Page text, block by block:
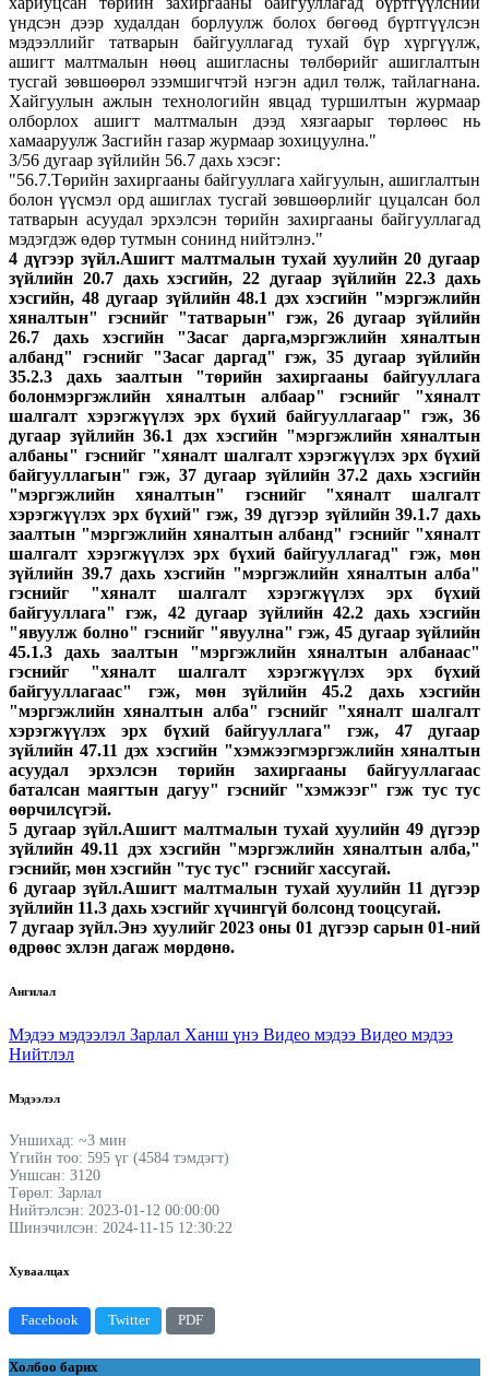
үндсэн дээр худалдан борлуулж болох бөгөөд бүртгүүлсэн
мэдээллийг татварын байгууллагад тухай бүр хүргүүлж,
ашигт малтмалын нөөц ашигласны төлбөрийг ашиглалтын
тусгай зөвшөөрөл эзэмшигчтэй нэгэн адил төлж, тайлагнана.
Хайгуулын ажлын технологийн явцад туршилтын журмаар
олборлох ашигт малтмалын дээд хязгаарыг төрлөөс нь
хамааруулж Засгийн газар журмаар зохицуулна."
3/56 дугаар зүйлийн 56.7 дахь хэсэг:
"56.7.Төрийн захиргааны байгууллага хайгуулын, ашиглалтын
болон үүсмэл орд ашиглах тусгай зөвшөөрлийг цуцалсан бол
татварын асуудал эрхэлсэн төрийн захиргааны байгууллагад
мэдэгдэж өдөр тутмын сонинд нийтэлнэ."
4 дүгээр зүйл.Ашигт малтмалын тухай хуулийн 20 дугаар
зүйлийн 20.7 дахь хэсгийн, 22 дугаар зүйлийн 22.3 дахь
хэсгийн, 48 дугаар зүйлийн 48.1 дэх хэсгийн "мэргэжлийн
хяналтын" гэснийг "татварын" гэж, 26 дугаар зүйлийн
26.7 дахь хэсгийн "Засаг дарга,мэргэжлийн хяналтын
албанд" гэснийг "Засаг даргад" гэж, 35 дугаар зүйлийн
35.2.3 дахь заалтын "төрийн захиргааны байгууллага
болонмэргэжлийн хяналтын албаар" гэснийг "хяналт
шалгалт хэрэгжүүлэх эрх бүхий байгууллагаар" гэж, 36
дугаар зүйлийн 36.1 дэх хэсгийн "мэргэжлийн хяналтын
албаны" гэснийг "хяналт шалгалт хэрэгжүүлэх эрх бүхий
байгууллагын" гэж, 37 дугаар зүйлийн 37.2 дахь хэсгийн
"мэргэжлийн хяналтын" гэснийг "хяналт шалгалт
хэрэгжүүлэх эрх бүхий" гэж, 39 дүгээр зүйлийн 39.1.7 дахь
заалтын "мэргэжлийн хяналтын албанд" гэснийг "хяналт
шалгалт хэрэгжүүлэх эрх бүхий байгууллагад" гэж, мөн
зүйлийн 39.7 дахь хэсгийн "мэргэжлийн хяналтын алба"
гэснийг "хяналт шалгалт хэрэгжүүлэх эрх бүхий
байгууллага" гэж, 42 дугаар зүйлийн 42.2 дахь хэсгийн
"явуулж болно" гэснийг "явуулна" гэж, 45 дугаар зүйлийн
45.1.3 дахь заалтын "мэргэжлийн хяналтын албанаас"
гэснийг "хяналт шалгалт хэрэгжүүлэх эрх бүхий
байгууллагаас" гэж, мөн зүйлийн 45.2 дахь хэсгийн
"мэргэжлийн хяналтын алба" гэснийг "хяналт шалгалт
хэрэгжүүлэх эрх бүхий байгууллага" гэж, 47 дугаар
зүйлийн 47.11 дэх хэсгийн "хэмжээгмэргэжлийн хяналтын
асуудал эрхэлсэн төрийн захиргааны байгууллагаас
баталсан маягтын дагуу" гэснийг "хэмжээг" гэж тус тус
өөрчилсүгэй.
5 дугаар зүйл.Ашигт малтмалын тухай хуулийн 49 дүгээр
зүйлийн 49.11 дэх хэсгийн "мэргэжлийн хяналтын алба,"
гэснийг, мөн хэсгийн "тус тус" гэснийг хассугай.
6 дугаар зүйл.Ашигт малтмалын тухай хуулийн 11 дүгээр
зүйлийн 11.3 дахь хэсгийг хүчингүй болсонд тооцсугай.
7 дугаар зүйл.Энэ хуулийг 2023 оны 01 дүгээр сарын 01-ний
өдрөөс эхлэн дагаж мөрдөнө.
Ангилал
Мэдээ мэдээлэл Зарлал Ханш үнэ Видео мэдээ Видео мэдээ
Нийтлэл
Мэдээлэл
Уншихад: ~3 мин
Үгийн тоо: 595 үг (4584 тэмдэгт)
Уншсан: 3120
Төрөл: Зарлал
Нийтэлсэн: 2023-01-12 00:00:00
Шинэчилсэн: 2024-11-15 12:30:22
Хуваалцах
Facebook Twitter PDF
Холбоо барих